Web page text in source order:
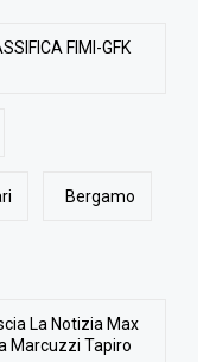
FIMI-GFK
Bergamo
La Notizia Max
Marcuzzi Tapiro